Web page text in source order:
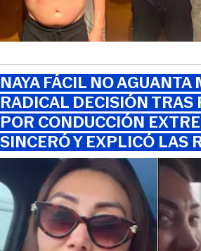
NAYA FÁCIL NO AGUANTA
RADICAL DECISIÓN
POR CONDUCCIÓN
SINCERÓ Y EXPLICÓ LAS